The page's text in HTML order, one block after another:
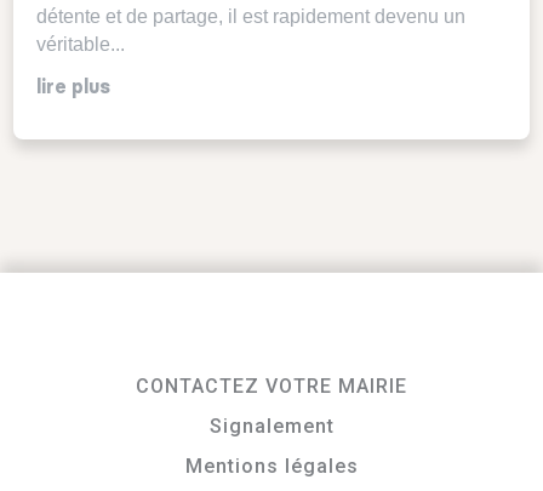
détente et de partage, il est rapidement devenu un
véritable...
lire plus
CONTACTEZ VOTRE MAIRIE
Signalement
Mentions légales